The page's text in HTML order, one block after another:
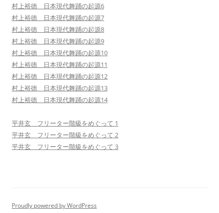
村上裕徳 日本現代舞踊の起源6
村上裕徳 日本現代舞踊の起源7
村上裕徳 日本現代舞踊の起源8
村上裕徳 日本現代舞踊の起源9
村上裕徳 日本現代舞踊の起源10
村上裕徳 日本現代舞踊の起源11
村上裕徳 日本現代舞踊の起源12
村上裕徳 日本現代舞踊の起源13
村上裕徳 日本現代舞踊の起源14
平井玄 フリーター階級をめぐって 1
平井玄 フリーター階級をめぐって 2
平井玄 フリーター階級をめぐって 3
Proudly powered by WordPress